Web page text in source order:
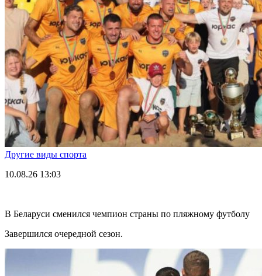
Другие виды спорта
10.08.26 13:03
В Беларуси сменился чемпион страны по пляжному футболу
Завершился очередной сезон.